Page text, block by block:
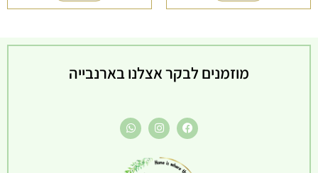
מוזמנים לבקר אצלנו בארנבייה